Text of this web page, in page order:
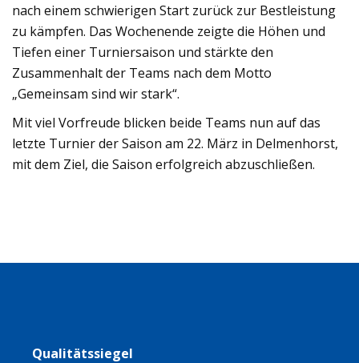
nach einem schwierigen Start zurück zur Bestleistung
zu kämpfen. Das Wochenende zeigte die Höhen und
Tiefen einer Turniersaison und stärkte den
Zusammenhalt der Teams nach dem Motto
„Gemeinsam sind wir stark“.
Mit viel Vorfreude blicken beide Teams nun auf das
letzte Turnier der Saison am 22. März in Delmenhorst,
mit dem Ziel, die Saison erfolgreich abzuschließen.
Qualitätssiegel